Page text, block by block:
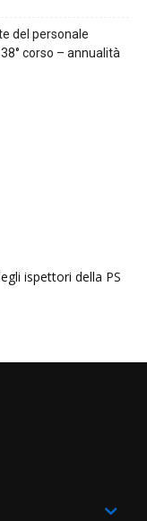
del personale
corso – annualità
ispettori della PS